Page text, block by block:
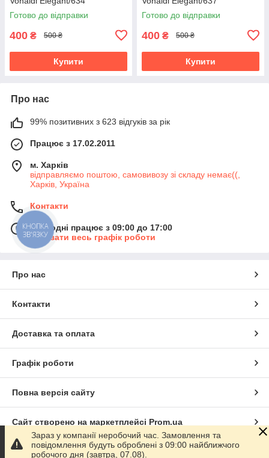
Готово до відправки
400 ₴ 500 ₴
Купити
Готово до відправки
400 ₴ 500 ₴
Купити
Про нас
99% позитивних з 623 відгуків за рік
Працює з 17.02.2011
м. Харків
відправляємо поштою, самовивозу зі складу немає((,
Харків, Україна
Контакти
Сьогодні працює з 09:00 до 17:00
Показати весь графік роботи
Про нас
Контакти
Доставка та оплата
Графік роботи
Повна версія сайту
Сайт створено на маркетплейсі Prom.ua
Політика конфіденційності
Зараз у компанії неробочий час. Замовлення та
повідомлення будуть оброблені з 09:00 найближчого
робочого дня (завтра, 07.08).
КНОПКА
ЗВ'ЯЗКУ